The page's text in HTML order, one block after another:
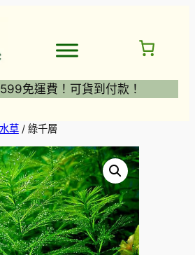
免運費！可貨到付款！
草/ 綠千層